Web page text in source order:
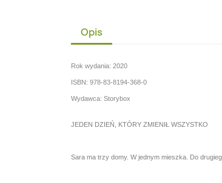
Opis
Rok wydania: 2020
ISBN: 978-83-8194-368-0
Wydawca: Storybox
JEDEN DZIEŃ, KTÓRY ZMIENIŁ WSZYSTKO
Sara ma trzy domy. W jednym mieszka. Do